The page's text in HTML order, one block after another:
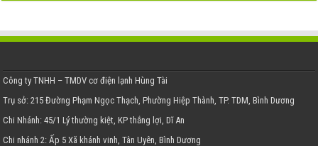
Công ty TNHH – TMDV cơ điện lạnh Hùng Tài
Trụ sở: 215 Đường Phạm Ngọc Thạch, Phường Hiệp Thành, TP. TDM, Bình Dương
Chi Nhánh: 45/1 Lý thường kiệt, KP thắng lợi, Dĩ An
Chi nhánh 2: Ấp 5 Xã khánh vinh, Tân Uyên, Bình Dương